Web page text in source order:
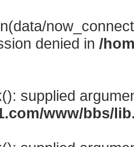
denied in /
supplied
www/bbs/